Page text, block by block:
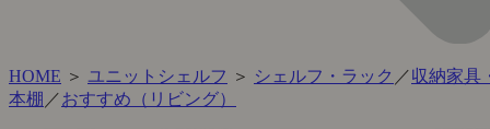
HOME ＞ ユニットシェルフ ＞ シェルフ・ラック ／収納家具
本棚 ／おすすめ（リビング）